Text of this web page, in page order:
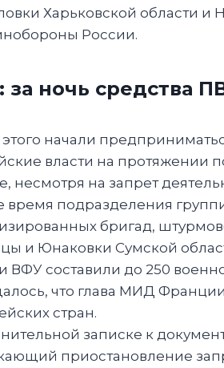
Харьковской области
России.
ночь средства
начали
власти на протяжении
несмотря на запрет
время подразделения
бригад,
и Юнаковки Сумской
ВФУ составили до 250
что глава МИД
стран.
записке к
приостановление